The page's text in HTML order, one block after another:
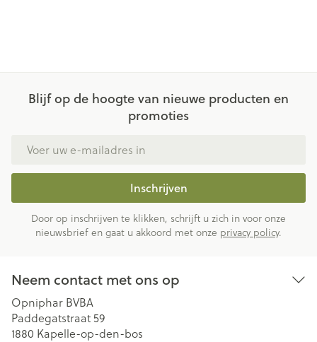
Blijf op de hoogte van nieuwe producten en
promoties
Inschrijven
Door op inschrijven te klikken, schrijft u zich in voor onze
nieuwsbrief en gaat u akkoord met onze privacy policy.
Neem contact met ons op
Opniphar BVBA
Paddegatstraat 59
1880 Kapelle-op-den-bos